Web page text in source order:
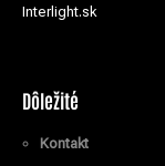
Interlight.sk
Dôležité
Kontakt